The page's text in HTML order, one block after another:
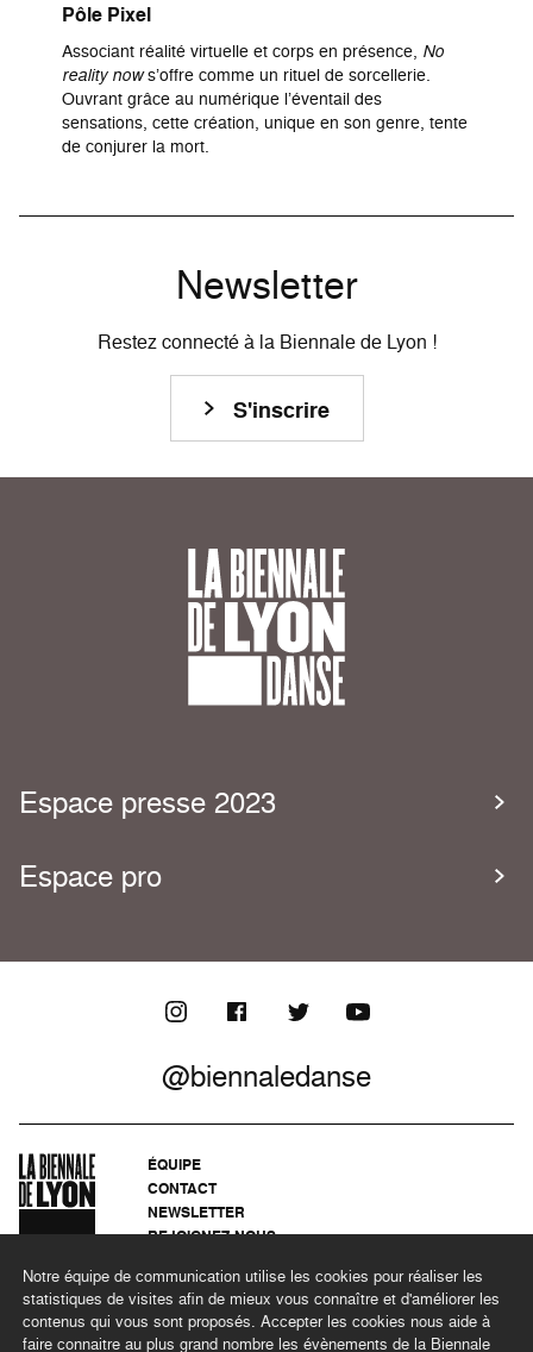
Notre équipe de communication utilise les cookies pour réaliser les
statistiques de visites afin de mieux vous connaître et d'améliorer les
contenus qui vous sont proposés. Accepter les cookies nous aide à
faire connaitre au plus grand nombre les évènements de la Biennale
Pôle Pixel
Associant réalité virtuelle et corps en présence, No
reality nows’offre comme un rituel de sorcellerie.
Ouvrant grâce au numérique l’éventail des
sensations, cette création, unique en son genre, tente
de conjurer la mort.
Newsletter
Restez connecté à la Biennale de Lyon !
S'inscrire
Espace presse 2023
Espace pro
@biennaledanse
ÉQUIPE
CONTACT
NEWSLETTER
REJOIGNEZ-NOUS
CONFIDENTIALITÉ
MENTIONS LÉGALES
DÉMARCHE RSE